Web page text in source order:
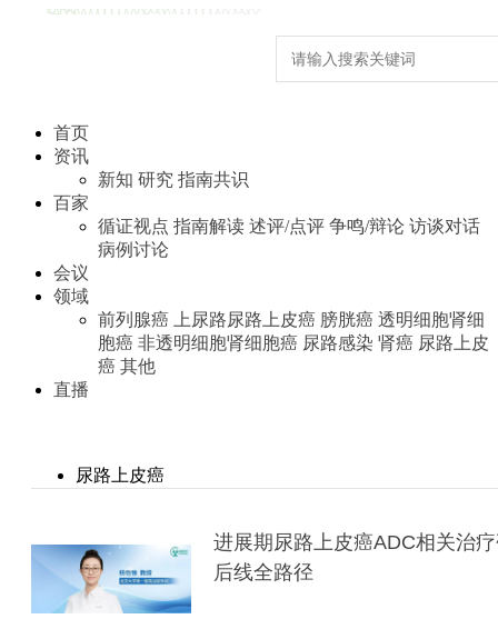
首页
资讯
新知 研究 指南共识
百家
循证视点 指南解读 述评/点评 争鸣/辩论 访谈对话
病例讨论
会议
领域
前列腺癌
上尿路尿路上皮癌 膀胱癌 透明细胞肾细
胞癌 非透明细胞肾细胞癌 尿路感染 肾癌 尿路上皮
癌 其他
直播
尿路上皮癌
进展期尿路上皮癌ADC相关治
后线全路径